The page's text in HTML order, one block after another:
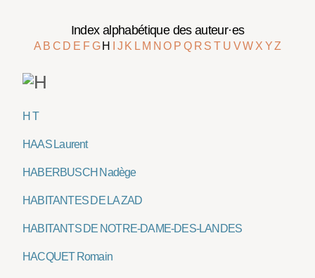
Index alphabétique des auteur·es
A B C D E F G H J K L M NO P Q R ST U VW X YZ
H T
HAAS Laurent
HABERBUSCH Nadège
HABITANTES DE LA ZAD
HABITANTS DE NOTRE-DAME-DES-LANDES
HACQUET Romain